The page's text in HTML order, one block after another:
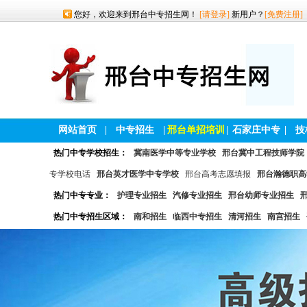
您好，欢迎来到邢台中专招生网！ [请登录] 新用户？ [免费注册]
网站首页 中专招生 邢台单招培训 石家庄中专 技
热门中专学校招生： 冀南医学中等专业学校 邢台冀中工程技师学院
专学校电话 邢台英才医学中专学校 邢台高考志愿填报 邢台瀚德职
热门中专专业： 护理专业招生 汽修专业招生 邢台幼师专业招生
热门中专招生区域： 南和招生 临西中专招生 清河招生 南宫招生